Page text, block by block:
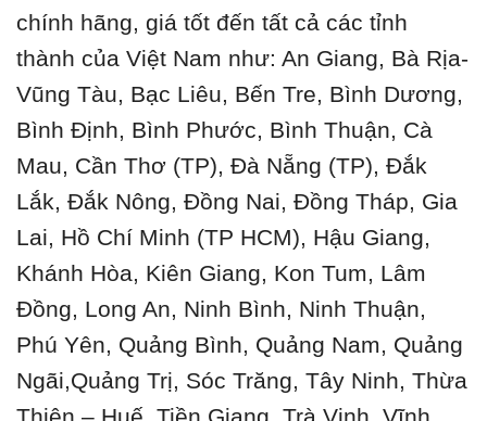
chính hãng, giá tốt đến tất cả các tỉnh
thành của Việt Nam như: An Giang, Bà Rịa-
Vũng Tàu, Bạc Liêu, Bến Tre, Bình Dương,
Bình Định, Bình Phước, Bình Thuận, Cà
Mau, Cần Thơ (TP), Đà Nẵng (TP), Đắk
Lắk, Đắk Nông, Đồng Nai, Đồng Tháp, Gia
Lai, Hồ Chí Minh (TP HCM), Hậu Giang,
Khánh Hòa, Kiên Giang, Kon Tum, Lâm
Đồng, Long An, Ninh Bình, Ninh Thuận,
Phú Yên, Quảng Bình, Quảng Nam, Quảng
Ngãi,Quảng Trị, Sóc Trăng, Tây Ninh, Thừa